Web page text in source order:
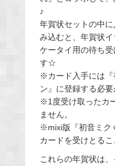
♪
年賀状セットの中
み込むと、年賀状イ
ケータイ用の待ち
す☆
※カード入手には『
ン』に登録する必要
※1度受け取ったカ
ません。
※mixi版『初音ミク
カードを受けとるこ
これらの年賀状は、